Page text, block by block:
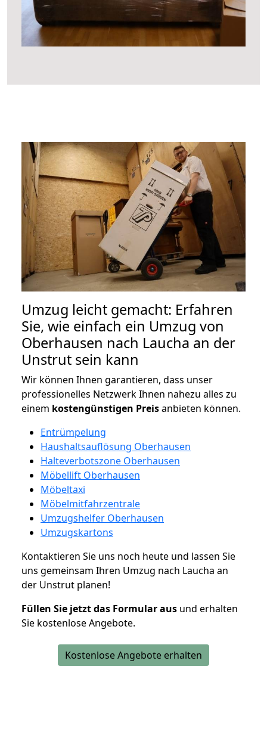
Umzug leicht gemacht: Erfahren
Sie, wie einfach ein Umzug von
Oberhausen nach Laucha an der
Unstrut sein kann
Wir können Ihnen garantieren, dass unser
professionelles Netzwerk Ihnen nahezu alles zu
einem kostengünstigen Preisanbieten können.
Entrümpelung
Haushaltsauflösung Oberhausen
Halteverbotszone Oberhausen
Möbellift Oberhausen
Möbeltaxi
Möbelmitfahrzentrale
Umzugshelfer Oberhausen
Umzugskartons
Kontaktieren Sie uns noch heute und lassen Sie
uns gemeinsam Ihren Umzug nach Laucha an
der Unstrut planen!
Füllen Sie jetzt das Formular aus und erhalten
Sie kostenlose Angebote.
Kostenlose Angebote erhalten